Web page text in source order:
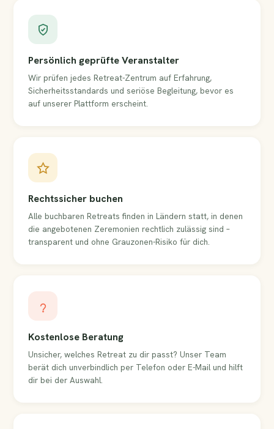
Persönlich geprüfte Veranstalter
Wir prüfen jedes Retreat-Zentrum auf Erfahrung,
Sicherheitsstandards und seriöse Begleitung, bevor es
auf unserer Plattform erscheint.
Rechtssicher buchen
Alle buchbaren Retreats finden in Ländern statt, in denen
die angebotenen Zeremonien rechtlich zulässig sind –
transparent und ohne Grauzonen-Risiko für dich.
Kostenlose Beratung
Unsicher, welches Retreat zu dir passt? Unser Team
berät dich unverbindlich per Telefon oder E-Mail und hilft
dir bei der Auswahl.